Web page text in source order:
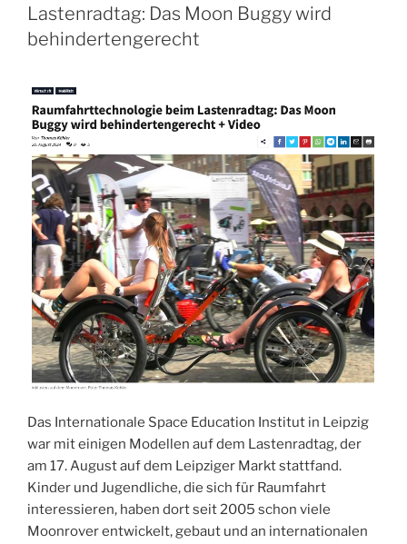
Lastenradtag: Das Moon Buggy wird
behindertengerecht
Das Internationale Space Education Institut in Leipzig
war mit einigen Modellen auf dem Lastenradtag, der
am 17. August auf dem Leipziger Markt stattfand.
Kinder und Jugendliche, die sich für Raumfahrt
interessieren, haben dort seit 2005 schon viele
Moonrover entwickelt, gebaut und an internationalen